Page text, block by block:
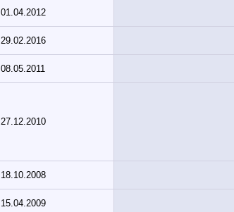
01.04.2012
29.02.2016
08.05.2011
27.12.2010
18.10.2008
15.04.2009